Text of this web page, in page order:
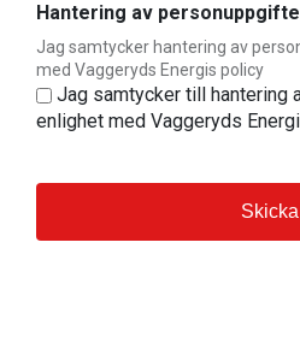
Hantering av
Jag samtycker hantering av
med Vaggeryds Energis policy
Jag samtycker till hantering
enlighet med Vaggeryds